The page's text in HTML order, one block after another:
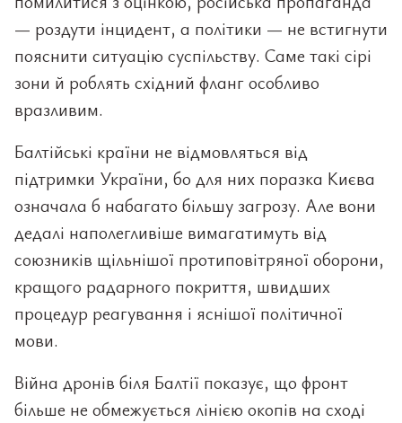
— роздути інцидент, а політики — не встигнути
пояснити ситуацію суспільству. Саме такі сірі
зони й роблять східний фланг особливо
вразливим.
Балтійські країни не відмовляться від
підтримки України, бо для них поразка Києва
означала б набагато більшу загрозу. Але вони
дедалі наполегливіше вимагатимуть від
союзників щільнішої протиповітряної оборони,
кращого радарного покриття, швидших
процедур реагування і яснішої політичної
мови.
Війна дронів біля Балтії показує, що фронт
більше не обмежується лінією окопів на сході